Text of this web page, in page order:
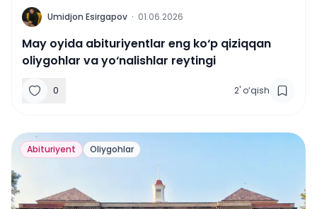
U Umidjon Esirgapov · 01.06.2026
May oyida abituriyentlar eng ko‘p qiziqqan
oliygohlar va yo‘nalishlar reytingi
0 2' o‘qish
Abituriyent Oliygohlar